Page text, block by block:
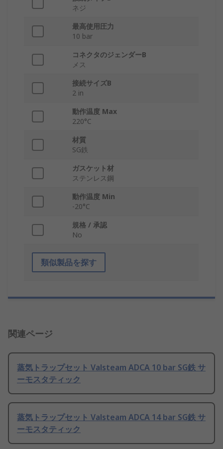
ネジ
最高使用圧力
10 bar
コネクタのジェンダーB
メス
接続サイズB
2 in
動作温度 Max
220°C
材質
SG鉄
ガスケット材
ステンレス鋼
動作温度 Min
-20°C
規格 / 承認
No
類似製品を探す
関連ページ
蒸気トラップセット Valsteam ADCA 10 bar SG鉄 サ
ーモスタティック
蒸気トラップセット Valsteam ADCA 14 bar SG鉄 サ
ーモスタティック